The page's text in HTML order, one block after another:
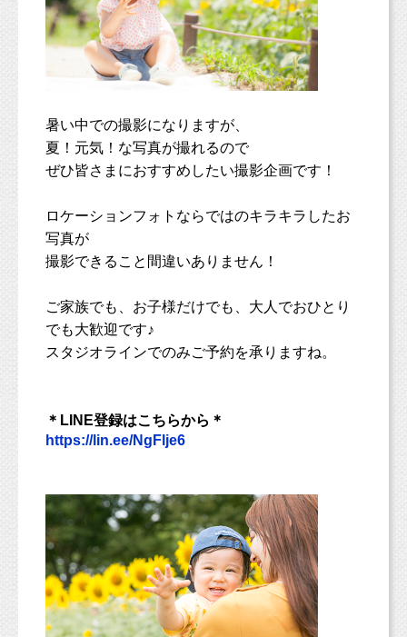
暑い中での撮影になりますが、
夏！元気！な写真が撮れるので
ぜひ皆さまにおすすめしたい撮影企画です！
ロケーションフォトならではのキラキラしたお
写真が
撮影できること間違いありません！
ご家族でも、お子様だけでも、大人でおひとり
でも大歓迎です♪
スタジオラインでのみご予約を承りますね。
＊LINE登録はこちらから＊
https://lin.ee/NgFlje6